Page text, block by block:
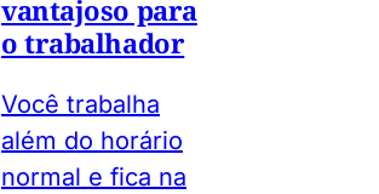
vantajoso para
o trabalhador
Você trabalha
além do horário
normal e fica na